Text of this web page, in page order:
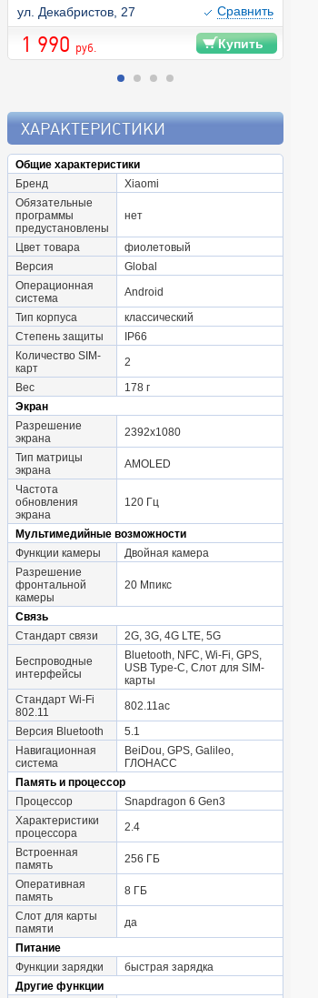
ул. Декабристов, 27
Cравнить
1 990 руб. Купить
ХАРАКТЕРИСТИКИ
Общие характеристики
Бренд
Xiaomi
Обязательные
программы
предустановлены
нет
Цвет товара
фиолетовый
Версия
Global
Операционная
система
Android
Тип корпуса
классический
Степень защиты
IP66
Количество SIM-
карт
2
Вес
178 г
Экран
Разрешение
экрана
2392x1080
Тип матрицы
экрана
AMOLED
Частота
обновления
экрана
120 Гц
Мультимедийные возможности
Функции камеры
Двойная камера
Разрешение
фронтальной
камеры
20 Мпикс
Связь
Стандарт связи
2G, 3G, 4G LTE, 5G
Беспроводные
интерфейсы
Bluetooth, NFC, Wi-Fi, GPS,
USB Type-C, Слот для SIM-
карты
Стандарт Wi-Fi
802.11
802.11ac
Версия Bluetooth
5.1
Навигационная
система
BeiDou, GPS, Galileo,
ГЛОНАСС
Память и процессор
Процессор
Snapdragon 6 Gen3
Характеристики
процессора
2.4
Встроенная
память
256 ГБ
Оперативная
память
8 ГБ
Слот для карты
памяти
да
Питание
Функции зарядки
быстрая зарядка
Другие функции